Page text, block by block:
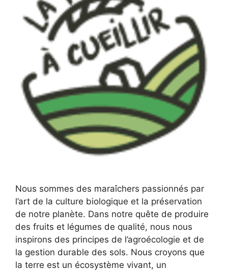
Nous sommes des maraîchers passionnés par
l’art de la culture biologique et la préservation
de notre planète. Dans notre quête de produire
des fruits et légumes de qualité, nous nous
inspirons des principes de l’agroécologie et de
la gestion durable des sols. Nous croyons que
la terre est un écosystème vivant, un